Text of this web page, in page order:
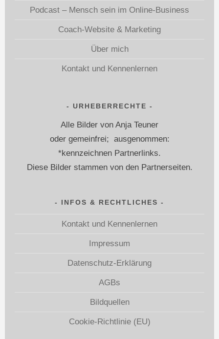
Podcast – Mensch sein im Online-Business
Coach-Website & Marketing
Über mich
Kontakt und Kennenlernen
URHEBERRECHTE
Alle Bilder von Anja Teuner
oder gemeinfrei; ausgenommen:
*kennzeichnen Partnerlinks.
Diese Bilder stammen von den Partnerseiten.
INFOS & RECHTLICHES
Kontakt und Kennenlernen
Impressum
Datenschutz-Erklärung
AGBs
Bildquellen
Cookie-Richtlinie (EU)